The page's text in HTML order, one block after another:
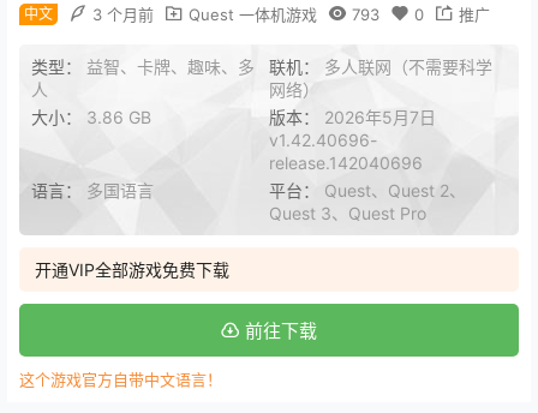
中文 3 个月前 Quest 一体机游戏 793 0 推广
类型： 益智、卡牌、趣味、多
人
联机： 多人联网（不需要科学
网络）
大小： 3.86 GB 版本： 2026年5月7日
v1.42.40696-
release.142040696
语言： 多国语言 平台： Quest、Quest 2、
Quest 3、Quest Pro
开通VIP全部游戏免费下载
前往下载
这个游戏官方自带中文语言！